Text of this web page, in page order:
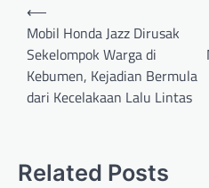
⟵
Mobil Honda Jazz Dirusak
Sekelompok Warga di
Kebumen, Kejadian Bermula
dari Kecelakaan Lalu Lintas
Related Posts